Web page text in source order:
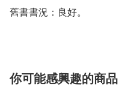
舊書書況：良好。
你可能感興趣的商品